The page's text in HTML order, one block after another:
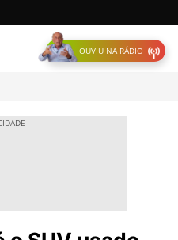
OUVIU NA RÁDIO